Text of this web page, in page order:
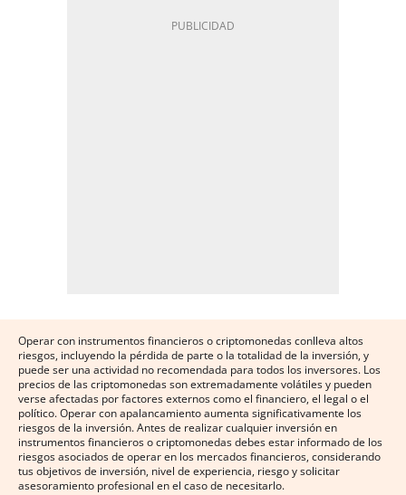
Operar con instrumentos financieros o criptomonedas conlleva altos
riesgos, incluyendo la pérdida de parte o la totalidad de la inversión, y
puede ser una actividad no recomendada para todos los inversores. Los
precios de las criptomonedas son extremadamente volátiles y pueden
verse afectadas por factores externos como el financiero, el legal o el
político. Operar con apalancamiento aumenta significativamente los
riesgos de la inversión. Antes de realizar cualquier inversión en
instrumentos financieros o criptomonedas debes estar informado de los
riesgos asociados de operar en los mercados financieros, considerando
tus objetivos de inversión, nivel de experiencia, riesgo y solicitar
asesoramiento profesional en el caso de necesitarlo.